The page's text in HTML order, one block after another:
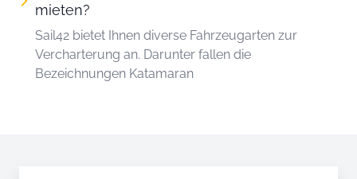
mieten?
Sail42 bietet Ihnen diverse Fahrzeugarten zur
Vercharterung an. Darunter fallen die
Bezeichnungen Katamaran